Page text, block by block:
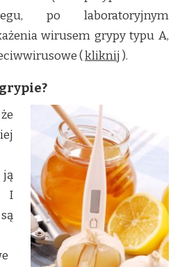
po laboratoryjnym
wirusem grypy typu A,
(kliknij ).
I